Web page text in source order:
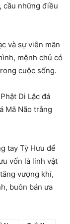
cầu những điều
và sự viên mãn
mệnh chủ có
cuộc sống.
Di Lặc đá
Mã Não trắng
tay Tỳ Hưu để
vốn là linh vật
vượng khí,
buôn bán ưa